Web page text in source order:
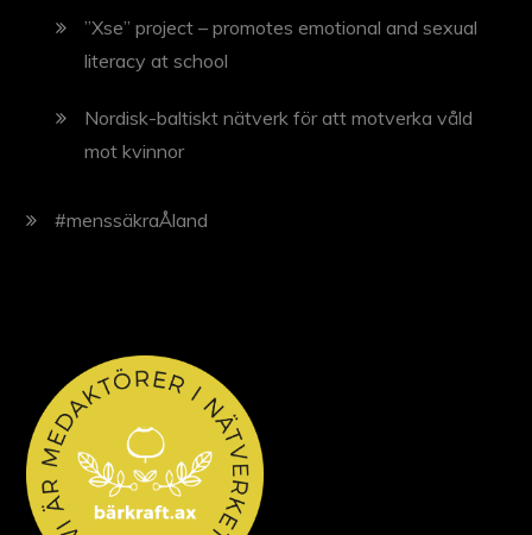
”Xse” project – promotes emotional and sexual
literacy at school
Nordisk-baltiskt nätverk för att motverka våld
mot kvinnor
#menssäkraÅland